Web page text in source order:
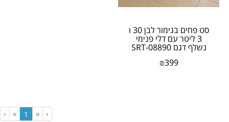
סט פחים בגימור לבן 30 ו
3 ליטר עם דלי פנימי
נשלף דגם SRT-08890
מבית honey can do
₪399
‹
«
1
»
›